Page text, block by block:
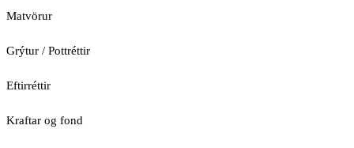
Matvörur
Grýtur / Pottréttir
Eftirréttir
Kraftar og fond